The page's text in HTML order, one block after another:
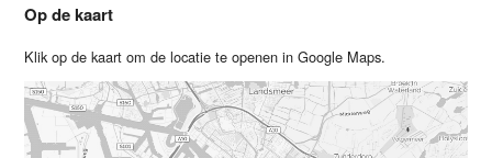
Op de kaart
Klik op de kaart om de locatie te openen in Google Maps.